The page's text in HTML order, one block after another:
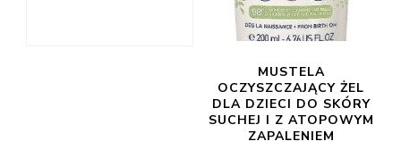
MUSTELA
OCZYSZCZAJĄCY ŻEL
DLA DZIECI DO SKÓRY
SUCHEJ I Z ATOPOWYM
ZAPALENIEM